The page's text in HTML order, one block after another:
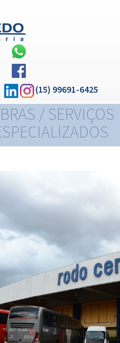
(15) 99691-6425
/ SERVIÇOS